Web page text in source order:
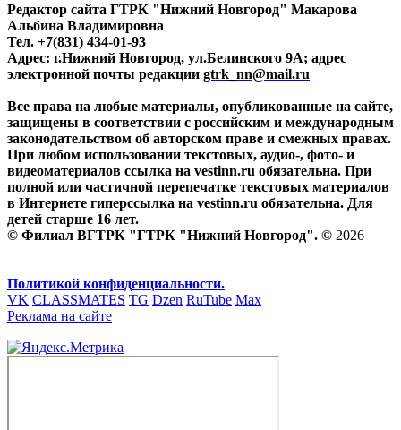
Редактор сайта ГТРК "Нижний Новгород" Макарова
Альбина Владимировна
Тел. +7(831) 434-01-93
Адрес: г.Нижний Новгород, ул.Белинского 9А; адрес
электронной почты редакции gtrk_nn@mail.ru
Все права на любые материалы, опубликованные на сайте,
защищены в соответствии с российским и международным
законодательством об авторском праве и смежных правах.
При любом использовании текстовых, аудио-, фото- и
видеоматериалов ссылка на vestinn.ru обязательна. При
полной или частичной перепечатке текстовых материалов
в Интернете гиперссылка на vestinn.ru обязательна. Для
детей старше 16 лет.
© Филиал ВГТРК "ГТРК "Нижний Новгород". © 2026
Политикой конфиденциальности.
VK CLASSMATES TG Dzen RuTube Max
Реклама на сайте